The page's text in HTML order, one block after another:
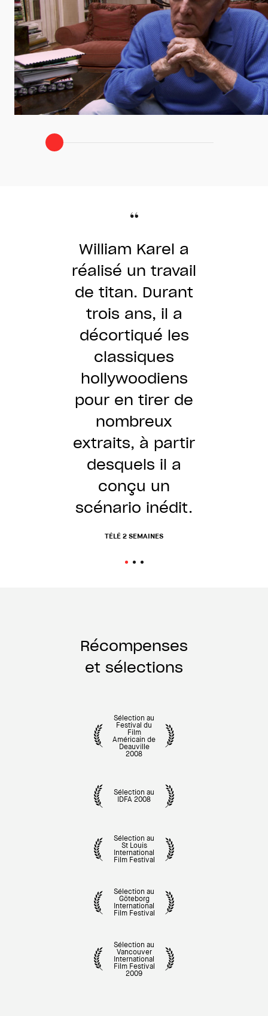
William Karel a
réalisé un travail
de titan. Durant
trois ans, il a
décortiqué les
classiques
hollywoodiens
pour en tirer de
nombreux
extraits, à partir
desquels il a
conçu un
scénario inédit.
TÉLÉ 2 SEMAINES
Un film
totalement
génial… Palpitant
du début à la
fin… "Meurtres à
l’Empire State
Building" atteint
des sommets
d’originalité et
d’audace…
LES INROCKUPTIBLES
Un petit bijou de
film noir teinté
d’humour… Un
montage
stupéfiant…
TÉLÉ LOISIRS
Récompenses
et sélections
Sélection au
Festival du
Film
Américain de
Deauville
2008
Sélection au
IDFA 2008
Sélection au
St Louis
International
Film Festival
Sélection au
Göteborg
International
Film Festival
Sélection au
Vancouver
International
Film Festival
2009